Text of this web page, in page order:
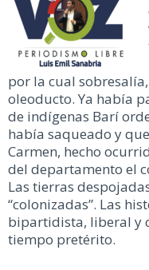
por la cual
oleoducto. Ya había
de indígenas Barí
había saqueado y
Carmen, hecho
del departamento el
Las tierras
“colonizadas”. Las
bipartidista, liberal y
tiempo pretérito.